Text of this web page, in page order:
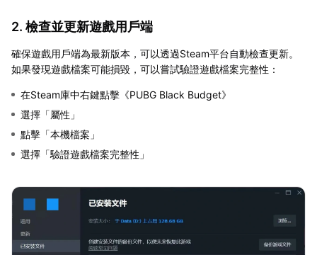
2. 檢查並更新遊戲用戶端
確保遊戲用戶端為最新版本，可以透過Steam平台自動檢查更新。
如果發現遊戲檔案可能損毀，可以嘗試驗證遊戲檔案完整性：
在Steam庫中右鍵點擊《PUBG Black Budget》
選擇「屬性」
點擊「本機檔案」
選擇「驗證遊戲檔案完整性」